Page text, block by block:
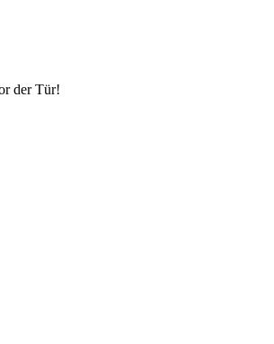
der Tür!